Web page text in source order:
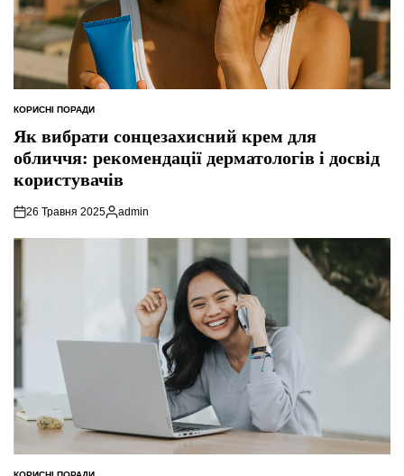
ОПУБЛІКУВАТИ
У
КОРИСНІ ПОРАДИ
Як вибрати сонцезахисний крем для
обличчя: рекомендації дерматологів і досвід
користувачів
26 Травня 2025
Опубліковано
admin